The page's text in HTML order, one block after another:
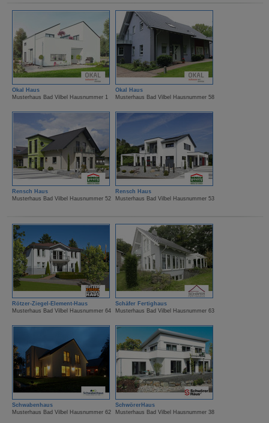
Okal Haus
Musterhaus Bad Vilbel Hausnummer 1
Okal Haus
Musterhaus Bad Vilbel Hausnummer 58
Rensch Haus
Musterhaus Bad Vilbel Hausnummer 52
Rensch Haus
Musterhaus Bad Vilbel Hausnummer 53
Rötzer-Ziegel-Element-Haus
Musterhaus Bad Vilbel Hausnummer 64
Schäfer Fertighaus
Musterhaus Bad Vilbel Hausnummer 63
Schwabenhaus
Musterhaus Bad Vilbel Hausnummer 62
SchwörerHaus
Musterhaus Bad Vilbel Hausnummer 38